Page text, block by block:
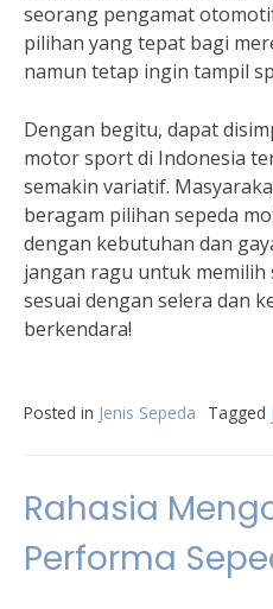
seorang pengamat
pilihan yang tepat bagi
namun tetap ingin tampil
Dengan begitu, dapat
motor sport di Indonesia
semakin variatif.
beragam pilihan sepeda
dengan kebutuhan dan
jangan ragu untuk
sesuai dengan selera dan
berkendara!
Posted in Jenis Sepeda Tagged
Rahasia
Performa